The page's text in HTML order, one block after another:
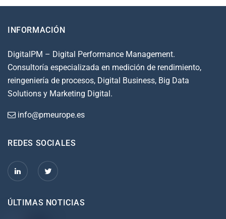
INFORMACIÓN
DigitalPM – Digital Performance Management.
Consultoría especializada en medición de rendimiento,
reingeniería de procesos, Digital Business, Big Data
Solutions y Marketing Digital.
info@pmeurope.es
REDES SOCIALES
ÚLTIMAS NOTICIAS